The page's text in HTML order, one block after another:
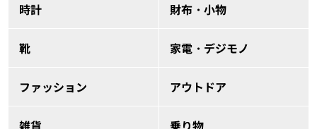
時計 財布・小物
靴 家電・デジモノ
ファッション アウトドア